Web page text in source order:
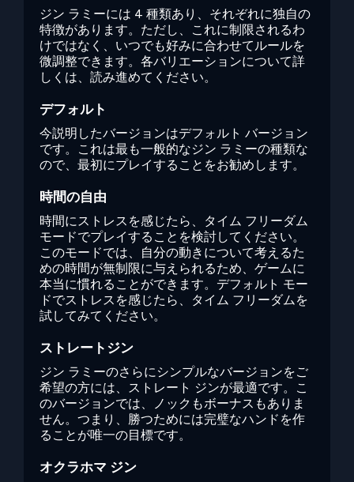
ジン ラミーには 4 種類あり、それぞれに独自の
特徴があります。ただし、これに制限されるわ
けではなく、いつでも好みに合わせてルールを
微調整できます。各バリエーションについて詳
しくは、読み進めてください。
デフォルト
今説明したバージョンはデフォルト バージョン
です。これは最も一般的なジン ラミーの種類な
ので、最初にプレイすることをお勧めします。
時間の自由
時間にストレスを感じたら、タイム フリーダム
モードでプレイすることを検討してください。
このモードでは、自分の動きについて考えるた
めの時間が無制限に与えられるため、ゲームに
本当に慣れることができます。デフォルト モー
ドでストレスを感じたら、タイム フリーダムを
試してみてください。
ストレートジン
ジン ラミーのさらにシンプルなバージョンをご
希望の方には、ストレート ジンが最適です。こ
のバージョンでは、ノックもボーナスもありま
せん。つまり、勝つためには完璧なハンドを作
ることが唯一の目標です。
オクラホマ ジン